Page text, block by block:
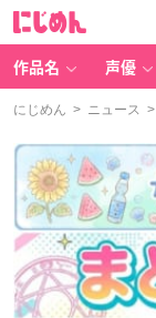
作品名 声優
にじめん > ニュース >